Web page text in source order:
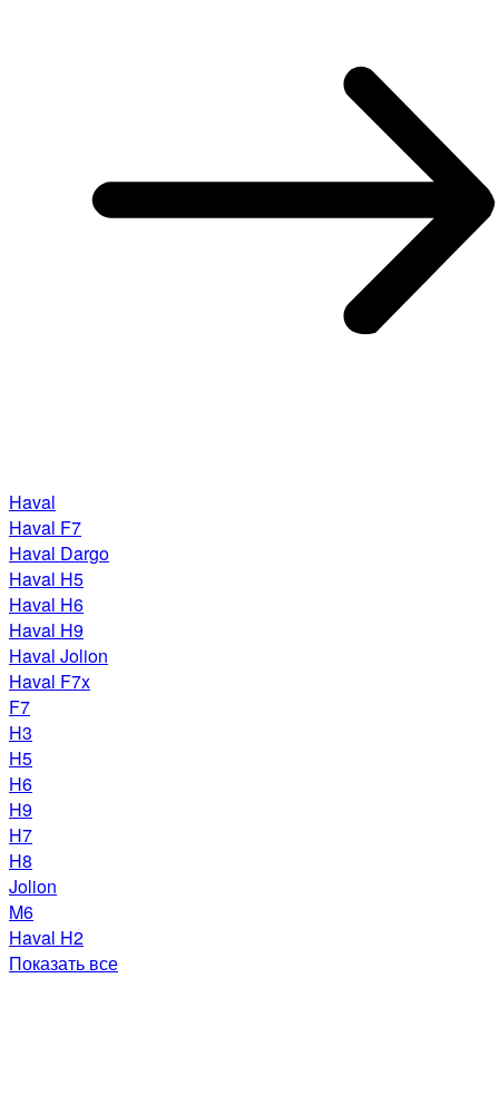
Haval
Haval F7
Haval Dargo
Haval H5
Haval H6
Haval H9
Haval Jolion
Haval F7x
F7
H3
H5
H6
H9
H7
H8
Jolion
M6
Haval H2
Показать все